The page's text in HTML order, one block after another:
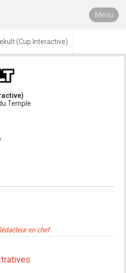
Menu
(Cup Interactive)
Temple
en chef